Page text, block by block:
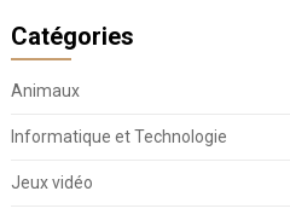
Catégories
Animaux
Informatique et Technologie
Jeux vidéo